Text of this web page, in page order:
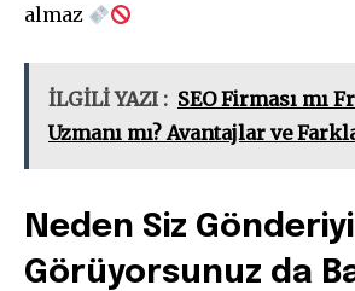
almaz
İLGİLİ YAZI : SEO Firması mı
Uzmanı mı? Avantajlar ve
Neden Siz Gönderiyi
Görüyorsunuz da